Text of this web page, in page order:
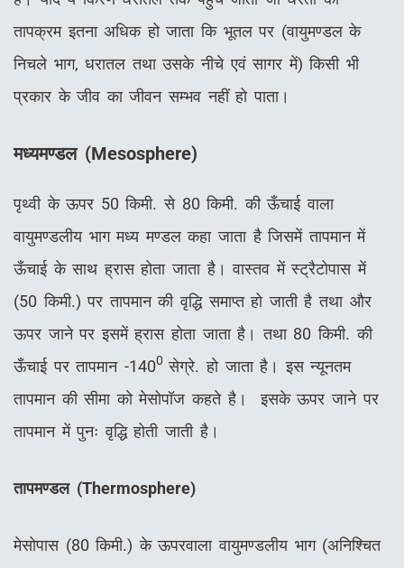
तापक्रम इतना अधिक हो जाता कि भूतल पर (वायुमण्डल के
निचले भाग, धरातल तथा उसके नीचे एवं सागर में) किसी भी
प्रकार के जीव का जीवन सम्भव नहीं हो पाता।
मध्यमण्डल (Mesosphere)
पृथ्वी के ऊपर 50 किमी. से 80 किमी. की ऊँचाई वाला
वायुमण्डलीय भाग मध्य मण्डल कहा जाता है जिसमें तापमान में
ऊँचाई के साथ ह्रास होता जाता है। वास्तव में स्ट्रैटोपास में
(50 किमी.) पर तापमान की वृद्धि समाप्त हो जाती है तथा और
ऊपर जाने पर इसमें ह्रास होता जाता है। तथा 80 किमी. की
ऊँचाई पर तापमान -1400सेग्रे. हो जाता है। इस न्यूनतम
तापमान की सीमा को मेसोपॉज कहते है। इसके ऊपर जाने पर
तापमान में पुनः वृद्धि होती जाती है।
तापमण्डल (Thermosphere)
मेसोपास (80 किमी.) के ऊपरवाला वायुमण्डलीय भाग (अनिश्चित